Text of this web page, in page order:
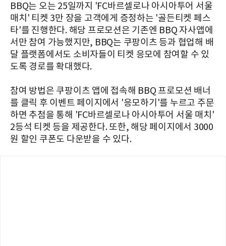
BBQ는 오는 25일까지 'FC바르셀로나 아시아투어 서울
매치' 티켓 3만 장을 고객에게 증정하는 '골든티켓 페스
타'를 진행한다. 해당 프로모션은 기존엔 BBQ 자사앱에
서만 참여 가능했지만, BBQ는 쿠팡이츠 등과 협업해 배
달 플랫폼에서도 소비자들이 티켓 응모에 참여할 수 있
도록 경로를 확대했다.
참여 방법은 쿠팡이츠 앱에 접속해 BBQ 프로모션 배너
를 클릭 후 이벤트 페이지에서 '응모하기'를 누르고 주문
하면 추첨을 통해 'FC바르셀로나 아시아투어 서울 매치'
2등석 티켓 등을 제공한다. 또한, 해당 페이지에서 3000
원 할인 쿠폰도 다운받을 수 있다.